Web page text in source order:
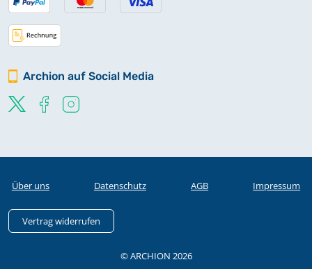
Archion auf Social Media
Über uns Datenschutz AGB Impressum
Vertrag widerrufen
© ARCHION 2026